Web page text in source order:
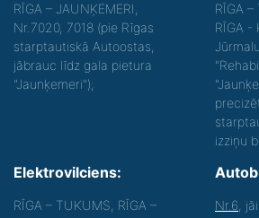
RĪGA – JAUNĶEMERI,
Nr.7020, 7018 (pie Rīgas
starptautiskā Autoostas,
jābrauc līdz gala pietura
"Jaunķemeri");
RĪGA –
RĪGA -
izziņu
Elektrovilciens:
RĪGA – TUKUMS, RĪGA –
Nr.6 ,